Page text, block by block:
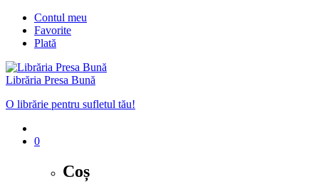
Contul meu
Favorite
Plată
Librăria Presa Bună
O librărie pentru sufletul tău!
0
Coș